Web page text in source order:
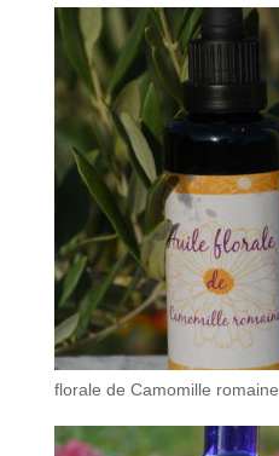
florale de Camomille romaine